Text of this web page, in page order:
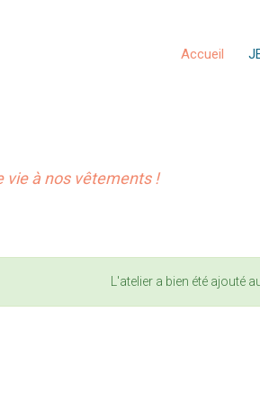
Accueil
vie à nos vêtements !
L'atelier a bien été ajouté